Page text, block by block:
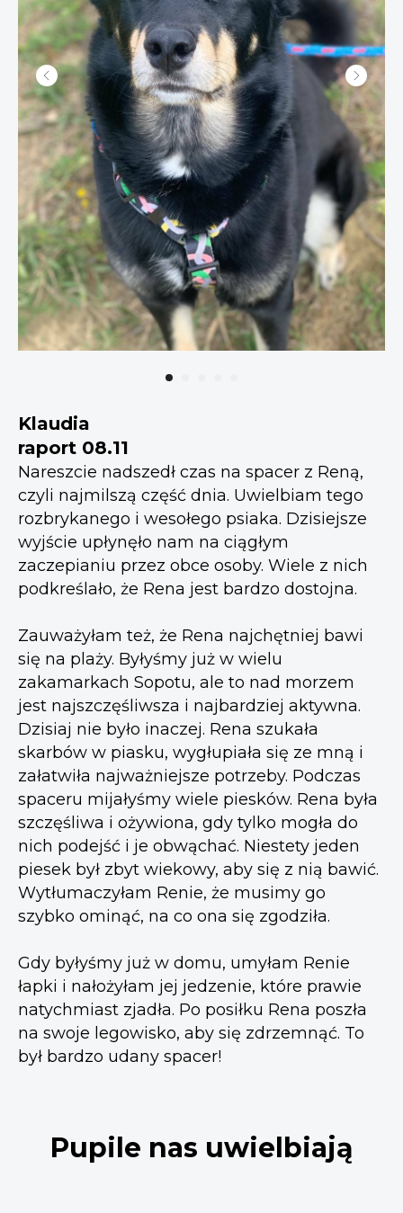
Klaudia
raport 08.11
Nareszcie nadszedł czas na spacer z Reną,
czyli najmilszą część dnia. Uwielbiam tego
rozbrykanego i wesołego psiaka. Dzisiejsze
wyjście upłynęło nam na ciągłym
zaczepianiu przez obce osoby. Wiele z nich
podkreślało, że Rena jest bardzo dostojna.
Zauważyłam też, że Rena najchętniej bawi
się na plaży. Byłyśmy już w wielu
zakamarkach Sopotu, ale to nad morzem
jest najszczęśliwsza i najbardziej aktywna.
Dzisiaj nie było inaczej. Rena szukała
skarbów w piasku, wygłupiała się ze mną i
załatwiła najważniejsze potrzeby. Podczas
spaceru mijałyśmy wiele piesków. Rena była
szczęśliwa i ożywiona, gdy tylko mogła do
nich podejść i je obwąchać. Niestety jeden
piesek był zbyt wiekowy, aby się z nią bawić.
Wytłumaczyłam Renie, że musimy go
szybko ominąć, na co ona się zgodziła.
Gdy byłyśmy już w domu, umyłam Renie
łapki i nałożyłam jej jedzenie, które prawie
natychmiast zjadła. Po posiłku Rena poszła
na swoje legowisko, aby się zdrzemnąć. To
był bardzo udany spacer!
Pupile nas uwielbiają